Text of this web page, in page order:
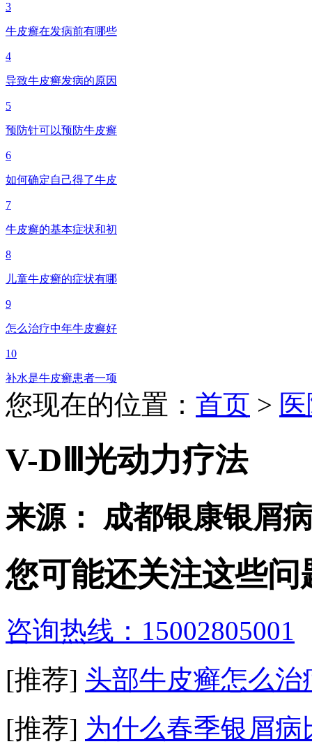
3
牛皮癣在发病前有哪些
4
导致牛皮癣发病的原因
5
预防针可以预防牛皮癣
6
如何确定自己得了牛皮
7
牛皮癣的基本症状和初
8
儿童牛皮癣的症状有哪
9
怎么治疗中年牛皮癣好
10
补水是牛皮癣患者一项
您现在的位置： 首页 >
V-DⅢ光动力疗法
来源： 成都银康银屑
您可能还关注这些问
咨询热线：15002805001
[推荐] 头部牛皮癣怎么治
[推荐] 为什么春季银屑病